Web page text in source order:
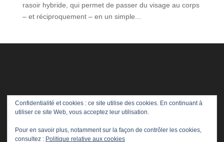
rasoir hybride, qui permet de passer du visage au corps
– et réciproquement – en un simple...
Confidentialité et cookies : ce site utilise des cookies. En continuant à
utiliser ce site Web, vous acceptez leur utilisation.
Pour en savoir plus, notamment sur la façon de contrôler les cookies,
consultez : Politique relative aux cookies